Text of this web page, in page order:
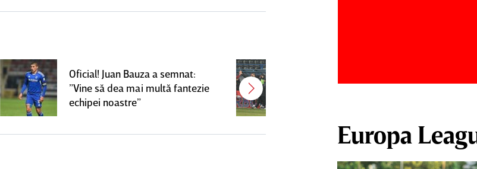
Oficial! Juan Bauza a semnat:
”Vine să dea mai multă fantezie
echipei noastre”
Giuleşti vrea să rupă contractul cu
Europa